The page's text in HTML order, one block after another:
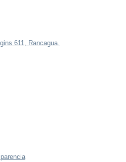
611, Rancagua.